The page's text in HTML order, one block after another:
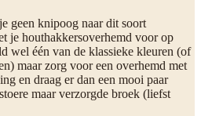
geen knipoog naar dit soort
je houthakkersoverhemd voor op
wel één van de klassieke kleuren (of
maar zorg voor een overhemd met
en draag er dan een mooi paar
maar verzorgde broek (liefst